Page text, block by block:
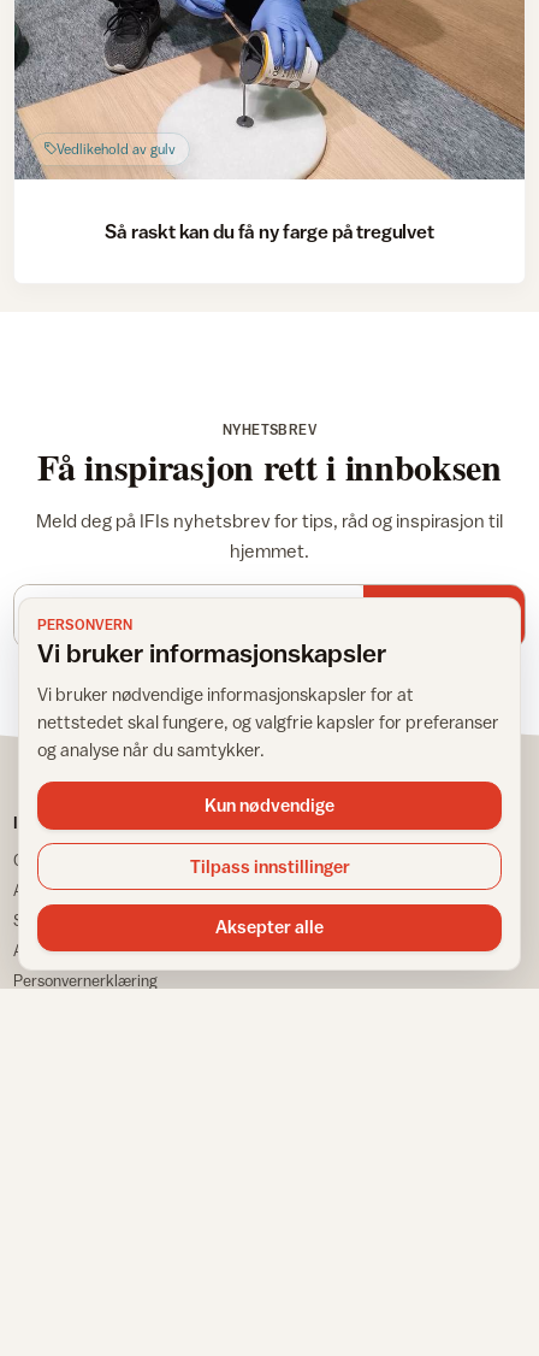
Vedlikehold av gulv
Så raskt kan du få ny farge på tregulvet
NYHETSBREV
Få inspirasjon rett i innboksen
Meld deg på IFIs nyhetsbrev for tips, råd og inspirasjon til
hjemmet.
E-postadresse
IFI
Om IFI
Ansatte
Samarbeidspartnere
Annonsere
Personvernerklæring
Spør Frida
Bransjestatistikk
Finn din nærmeste
Huskeliste
PERSONVERN
Vi bruker informasjonskapsler
Vi bruker nødvendige informasjonskapsler for at
nettstedet skal fungere, og valgfrie kapsler for preferanser
og analyse når du samtykker.
Kun nødvendige
Tilpass innstillinger
Aksepter alle